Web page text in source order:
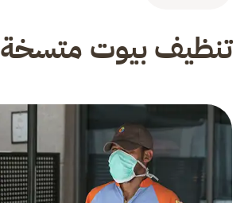
تنظيف بيوت متسخة